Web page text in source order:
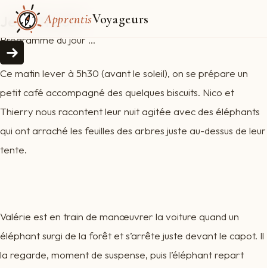
ApprentisVoyageurs
Jeudi 11 août
Programme du jour ...
Ce matin lever à 5h30 (avant le soleil), on se prépare un
petit café accompagné des quelques biscuits. Nico et
Thierry nous racontent leur nuit agitée avec des éléphants
qui ont arraché les feuilles des arbres juste au-dessus de leur
tente.
Valérie est en train de manœuvrer la voiture quand un
éléphant surgi de la forêt et s’arrête juste devant le capot. Il
la regarde, moment de suspense, puis l’éléphant repart